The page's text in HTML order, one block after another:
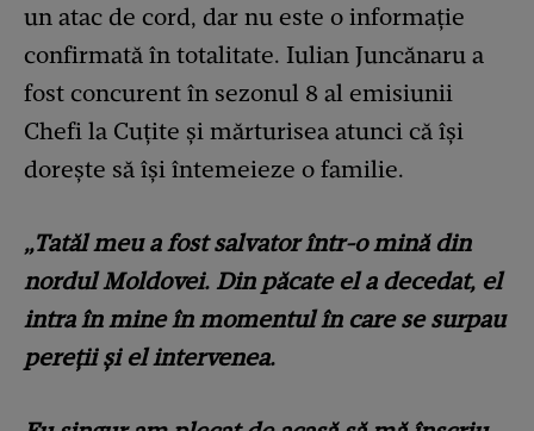
un atac de cord, dar nu este o informație
confirmată în totalitate. Iulian Juncănaru a
fost concurent în sezonul 8 al emisiunii
Chefi la Cuțite și mărturisea atunci că își
dorește să își întemeieze o familie.
„Tatăl meu a fost salvator într-o mină din
nordul Moldovei. Din păcate el a decedat, el
intra în mine în momentul în care se surpau
pereții și el intervenea.